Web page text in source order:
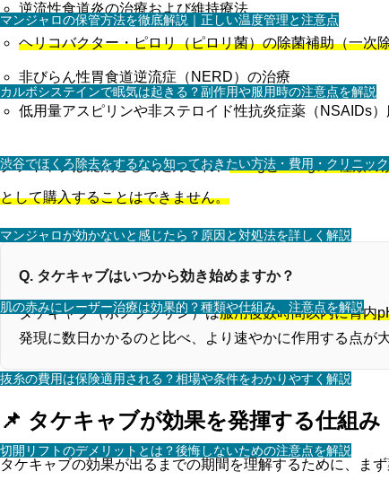
マンジャロの保管方法を徹底解説｜正しい温度管理と注意点
カルボシステインで眠気は起きる？副作用や服用時の注意点を解説
渋谷でほくろ除去をするなら知っておきたい方法・費用・クリニッ
マンジャロが効かないと感じたら？原因と対処法を詳しく解説
肌の赤みにレーザー治療は効果的？種類や仕組み、注意点を解説
抜糸の費用は保険適用される？相場や条件をわかりやすく解説
切開リフトのデメリットとは？後悔しないための注意点を解説
逆流性食道炎の治療および維持療法
ヘリコバクター・ピロリ（ピロリ菌）の除菌補助（一次
非びらん性胃食道逆流症（NERD）の治療
低用量アスピリンや非ステロイド性抗炎症薬（NSAIDs
タケキャブは錠剤として処方され、10mgと20mgの2種類の
として購入することはできません。
Q. タケキャブはいつから効き始めますか？
タケキャブ（ボノプラザン）は服用後数時間以内に胃内
発現に数日かかるのと比べ、より速やかに作用する点が
📌 タケキャブが効果を発揮する仕組み
タケキャブの効果が出るまでの期間を理解するために、ま